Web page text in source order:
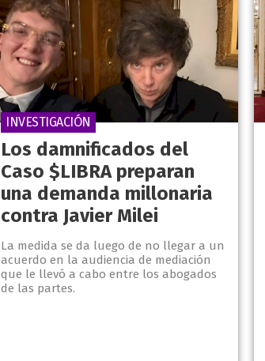
Los damnificados del
Caso $LIBRA preparan
una demanda millonaria
contra Javier Milei
La medida se da luego de no llegar a un
acuerdo en la audiencia de mediación
que le llevó a cabo entre los abogados
de las partes.
INVESTIGACIÓN